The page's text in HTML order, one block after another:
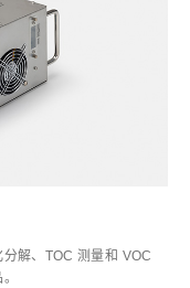
解、TOC 测量和 VOC